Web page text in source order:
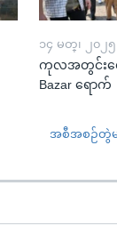
၁၄ မတ္၊ ၂၀၂၅
ကုလအတွင်းရေ
Bazar ရောက်
အစီအစဉ်တွဲမ